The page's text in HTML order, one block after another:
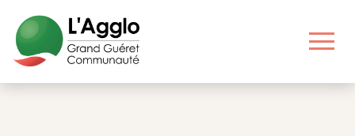
contenu
principal
menu
principal
liens
utiles
pied
page